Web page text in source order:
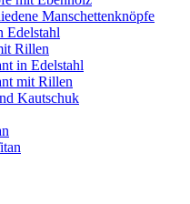
Manschettenknöpfe
Edelstahl
Rillen
in Edelstahl
mit Rillen
Kautschuk